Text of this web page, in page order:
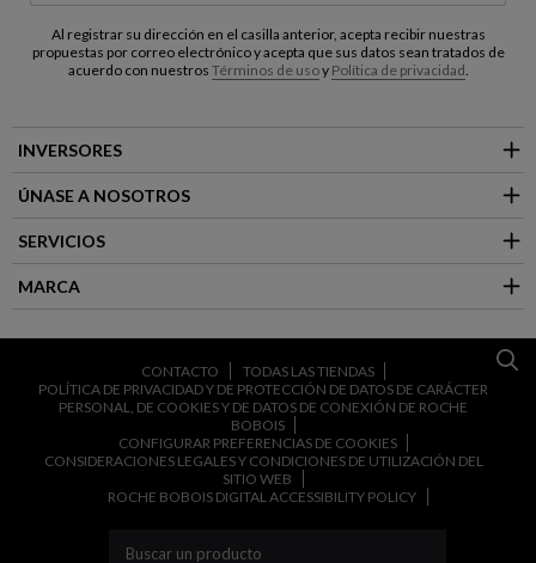
Al registrar su dirección en el casilla anterior, acepta recibir nuestras
propuestas por correo electrónico y acepta que sus datos sean tratados de
acuerdo con nuestros Términos de usoy Política de privacidad
INVERSORES
ÚNASE A NOSOTROS
SERVICIOS
MARCA
CONTACTO
TODAS LAS TIENDAS
POLÍTICA DE PRIVACIDAD Y DE PROTECCIÓN DE DATOS DE CARÁCTER
PERSONAL, DE COOKIES Y DE DATOS DE CONEXIÓN DE ROCHE
BOBOIS
CONFIGURAR PREFERENCIAS DE COOKIES
CONSIDERACIONES LEGALES Y CONDICIONES DE UTILIZACIÓN DEL
SITIO WEB
ROCHE BOBOIS DIGITAL ACCESSIBILITY POLICY